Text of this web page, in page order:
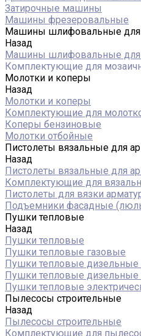
Затирочные машины
Машины фрезеровальные
Машины шлифовальные для
Назад
Машины шлифовальные для
Комплектующие для
Молотки и коперы
Назад
Молотки и коперы
Комплектующие для
Коперы бензиновые
Молотки отбойные
Пистолеты вязальные для
Назад
Пистолеты вязальные для
Комплектующие для
Пистолеты для вязки
Подъемники фасадные
Пушки тепловые
Назад
Пушки тепловые
Пушки тепловые газовые
Пушки тепловые дизельные
Пушки тепловые дизельные
Пушки тепловые
Пылесосы строительные
Назад
Пылесосы строительные
Комплектующие для